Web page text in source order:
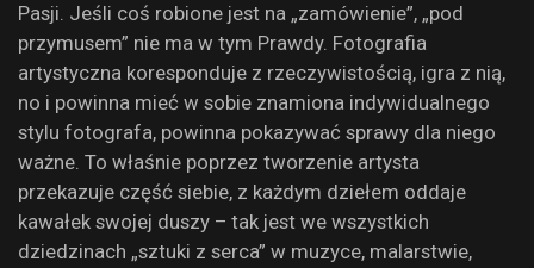
Pasji. Jeśli coś robione jest na „zamówienie”, „pod
przymusem” nie ma w tym Prawdy. Fotografia
artystyczna koresponduje z rzeczywistością, igra z nią,
no i powinna mieć w sobie znamiona indywidualnego
stylu fotografa, powinna pokazywać sprawy dla niego
ważne. To właśnie poprzez tworzenie artysta
przekazuje część siebie, z każdym dziełem oddaje
kawałek swojej duszy – tak jest we wszystkich
dziedzinach „sztuki z serca” w muzyce, malarstwie,